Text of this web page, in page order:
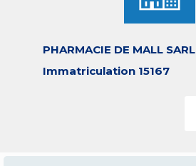
PHARMACIE DE MALL SARL
Immatriculation 15167